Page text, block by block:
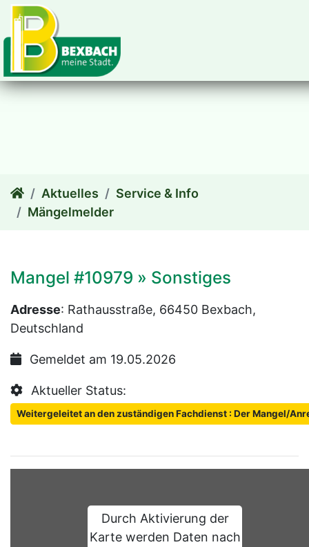
zum Inhalt
Aktuelles
Service & Info
Mängelmelder
Mangel #10979 » Sonstiges
Adresse: Rathausstraße, 66450 Bexbach,
Deutschland
Gemeldet am 19.05.2026
Aktueller Status:
Weitergeleitet an den zuständigen Fachdienst : Der Mangel/
Durch Aktivierung der
Karte werden Daten nach